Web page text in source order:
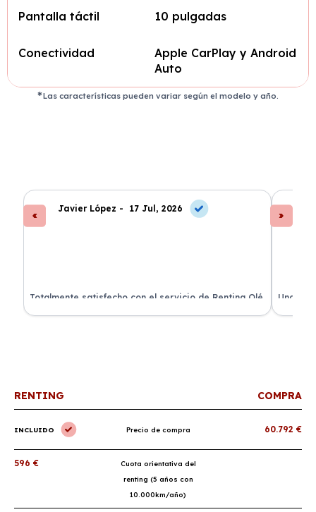
Pantalla táctil 10 pulgadas
Conectividad
Apple CarPlay y Android
Auto
Las características pueden variar según el modelo y año.
Javier López - 17 Jul, 2026
Totalmente satisfecho con el servicio de Renting Olé.
El coche llegó a tiempo y todo incluido.
Una
coche
RENTING COMPRA
INCLUIDO Precio de compra 60.792 €
596 €
Cuota orientativa del
renting (5 años con
10.000km/año)